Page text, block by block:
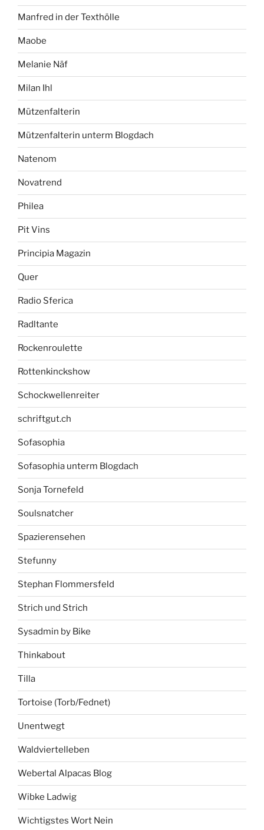
Manfred in der Texthölle
Maobe
Melanie Näf
Milan Ihl
Mützenfalterin
Mützenfalterin unterm Blogdach
Natenom
Novatrend
Philea
Pit Vins
Principia Magazin
Quer
Radio Sferica
Radltante
Rockenroulette
Rottenkinckshow
Schockwellenreiter
schriftgut.ch
Sofasophia
Sofasophia unterm Blogdach
Sonja Tornefeld
Soulsnatcher
Spazierensehen
Stefunny
Stephan Flommersfeld
Strich und Strich
Sysadmin by Bike
Thinkabout
Tilla
Tortoise (Torb/Fednet)
Unentwegt
Waldviertelleben
Webertal Alpacas Blog
Wibke Ladwig
Wichtigstes Wort Nein